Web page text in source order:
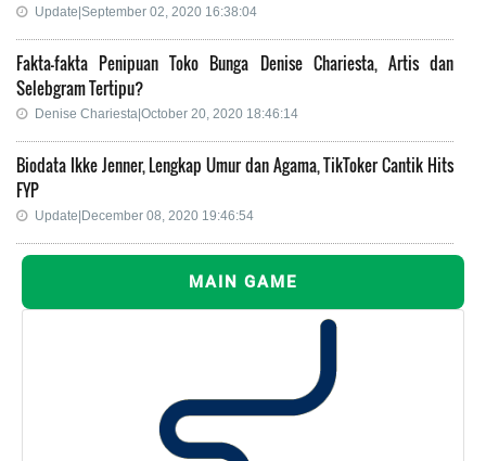
Update|September 02, 2020 16:38:04
Fakta-fakta Penipuan Toko Bunga Denise Chariesta, Artis dan
Selebgram Tertipu?
Denise Chariesta|October 20, 2020 18:46:14
Biodata Ikke Jenner, Lengkap Umur dan Agama, TikToker Cantik Hits
FYP
Update|December 08, 2020 19:46:54
MAIN GAME